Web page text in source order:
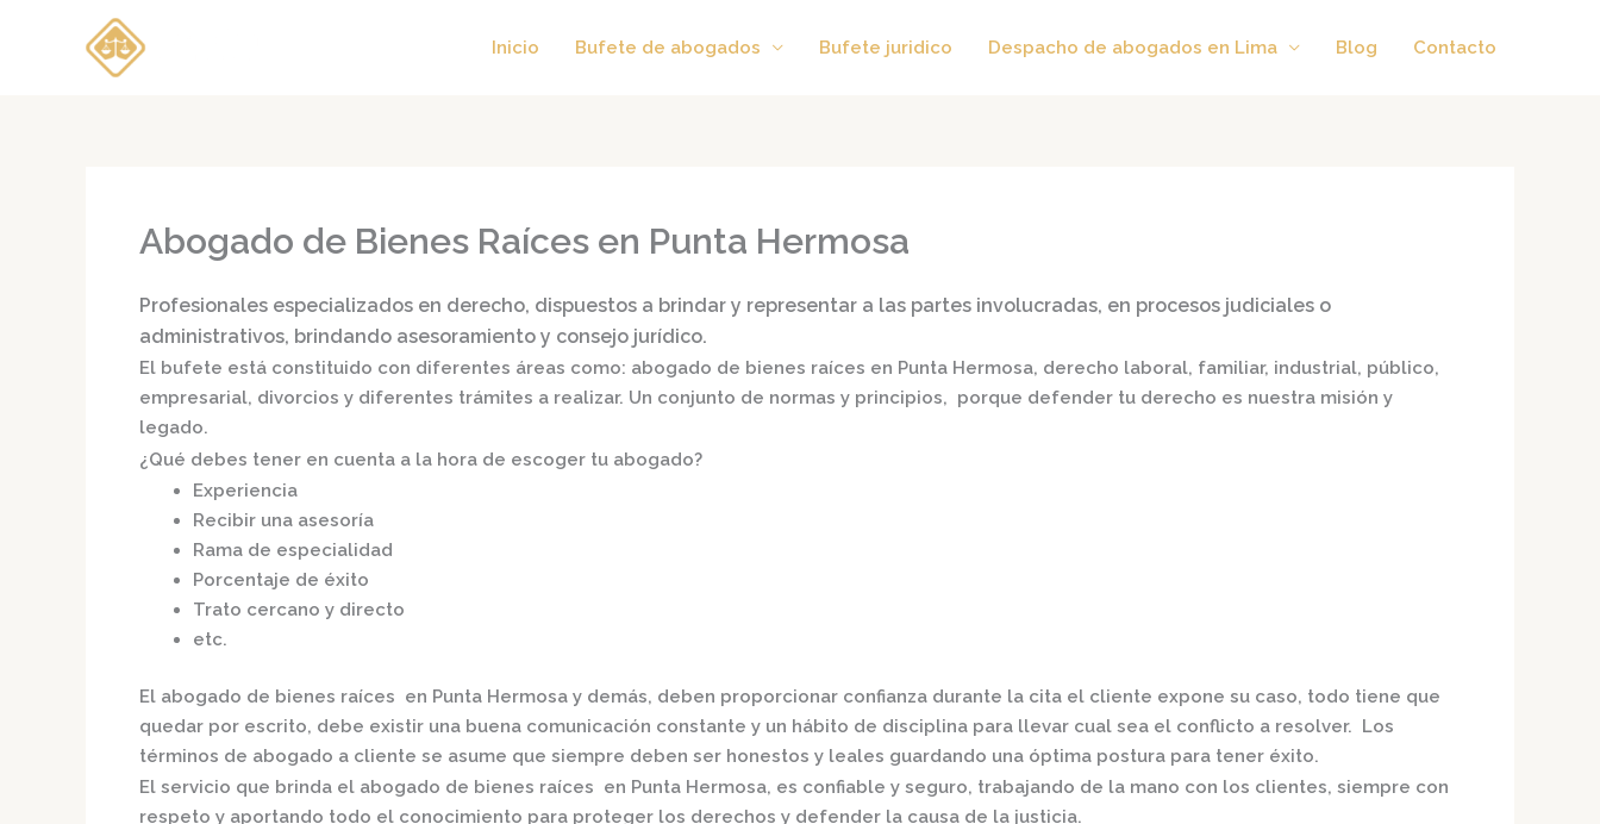
Inicio Bufete de abogados Bufete juridico Despacho de abogados en Lima Blog Contacto
Abogado de Bienes Raíces en Punta Hermosa
Profesionales especializados en derecho, dispuestos a brindar y representar a las partes involucradas, en procesos judiciales o
administrativos, brindando asesoramiento y consejo jurídico.
El bufete está constituido con diferentes áreas como: abogado de bienes raíces en Punta Hermosa, derecho laboral, familiar, industrial, público,
empresarial, divorcios y diferentes trámites a realizar. Un conjunto de normas y principios, porque defender tu derecho es nuestra misión y
legado.
¿Qué debes tener en cuenta a la hora de escoger tu abogado?
Experiencia
Recibir una asesoría
Rama de especialidad
Porcentaje de éxito
Trato cercano y directo
etc.
El abogado de bienes raíces en Punta Hermosa y demás, deben proporcionar confianza durante la cita el cliente expone su caso, todo tiene que
quedar por escrito, debe existir una buena comunicación constante y un hábito de disciplina para llevar cual sea el conflicto a resolver. Los
términos de abogado a cliente se asume que siempre deben ser honestos y leales guardando una óptima postura para tener éxito.
El servicio que brinda el abogado de bienes raíces en Punta Hermosa, es confiable y seguro, trabajando de la mano con los clientes, siempre con
respeto y aportando todo el conocimiento para proteger los derechos y defender la causa de la justicia.